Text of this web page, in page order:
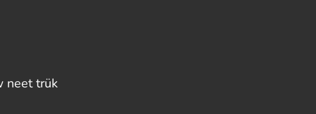
neet trük